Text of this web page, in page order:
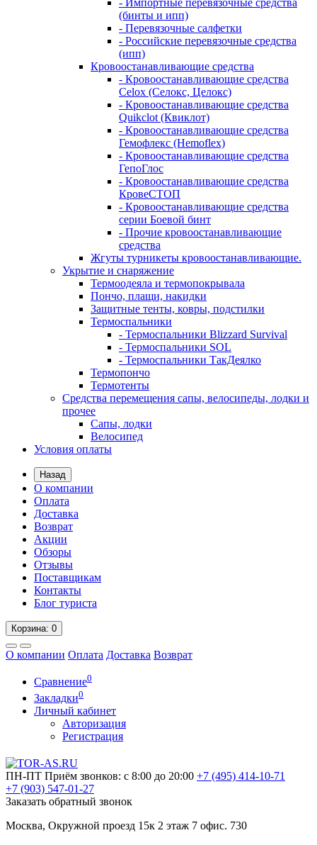
- Импортные перевязочные средства
(бинты и ипп)
- Перевязочные салфетки
- Российские перевязочные средства
(ипп)
Кровоостанавливающие средства
- Кровоостанавливающие средства
Celox (Селокс, Целокс)
- Кровоостанавливающие средства
Quikclot (Квиклот)
- Кровоостанавливающие средства
Гемофлекс (Hemoflex)
- Кровоостанавливающие средства
ГепоГлос
- Кровоостанавливающие средства
КровеСТОП
- Кровоостанавливающие средства
серии Боевой бинт
- Прочие кровоостанавливающие
средства
Жгуты турникеты кровоостанавливающие.
Укрытие и снаряжение
Термоодеяла и термопокрывала
Пончо, плащи, накидки
Защитные тенты, ковры, подстилки
Термоспальники
- Термоспальники Blizzard Survival
- Термоспальники SOL
- Термоспальники ТакДеялко
Термопончо
Термотенты
Средства перемещения сапы, велосипеды, лодки и
прочее
Сапы, лодки
Велосипед
Условия оплаты
Назад
О компании
Оплата
Доставка
Возврат
Акции
Обзоры
Отзывы
Поставщикам
Контакты
Блог туриста
Корзина: 0
О компании Оплата Доставка Возврат
Сравнение0
Закладки0
Личный кабинет
Авторизация
Регистрация
ПН-ПТ Приём звонков: с 8:00 до 20:00 +7 (495) 414-10-71
+7 (903) 547-01-27
Заказать обратный звонок
Москва, Окружной проезд 15к 2 этаж 7 офис. 730